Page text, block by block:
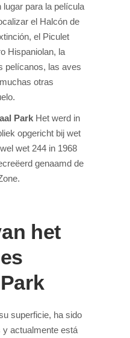
para la película
el Halcón de
el Piculet
Hispaniolan, la
pelícanos, las aves
otras
Park Het werd in
opgericht bij wet
wet 244 in 1968
genaamd de
het
superficie, ha sido
actualmente está